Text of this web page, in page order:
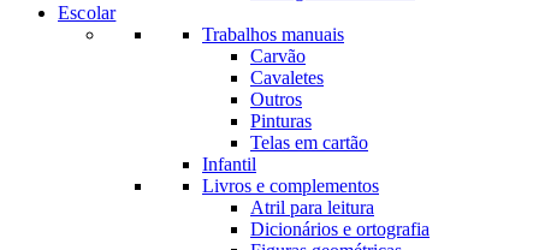
Escolar
Trabalhos manuais
Carvão
Cavaletes
Outros
Pinturas
Telas em cartão
Infantil
Livros e complementos
Atril para leitura
Dicionários e ortografia